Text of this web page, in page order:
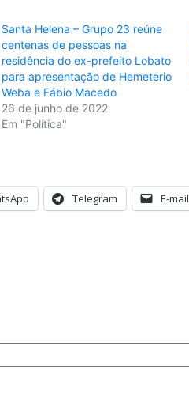
Santa Helena – Grupo 23 reúne
centenas de pessoas na
residência do ex-prefeito Lobato
para apresentação de Hemeterio
Weba e Fábio Macedo
26 de junho de 2022
Em "Política"
Telegram E-mail